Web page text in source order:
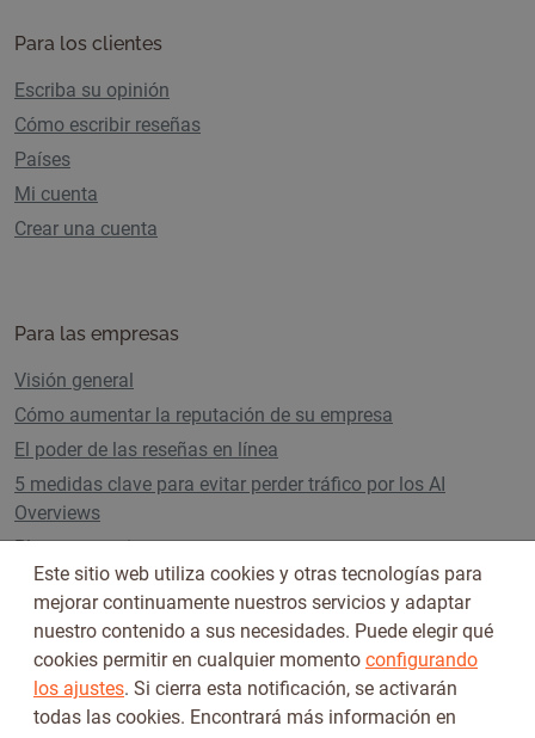
Para los clientes
Escriba su opinión
Cómo escribir reseñas
Países
Mi cuenta
Crear una cuenta
Para las empresas
Visión general
Cómo aumentar la reputación de su empresa
El poder de las reseñas en línea
5 medidas clave para evitar perder tráfico por los AI
Overviews
Planes y precios
Síguenos en
Este sitio web utiliza cookies y otras tecnologías para
mejorar continuamente nuestros servicios y adaptar
nuestro contenido a sus necesidades. Puede elegir qué
cookies permitir en cualquier momento configurando
los ajustes. Si cierra esta notificación, se activarán
todas las cookies. Encontrará más información en